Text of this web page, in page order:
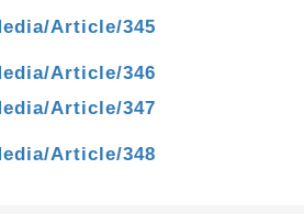
Article/345
Article/346
Article/347
Article/348